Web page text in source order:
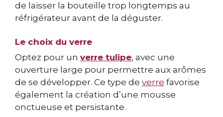
de laisser la bouteille trop longtemps au
réfrigérateur avant de la déguster.
Le choix du verre
Optez pour un verre tulipe, avec une
ouverture large pour permettre aux arômes
de se développer. Ce type de verre favorise
également la création d’une mousse
onctueuse et persistante.